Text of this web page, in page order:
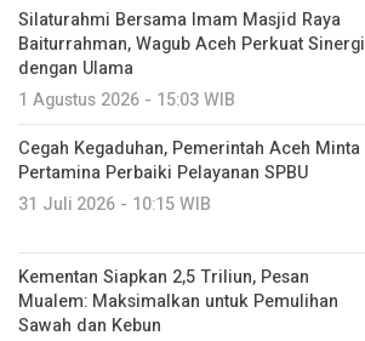
Silaturahmi Bersama Imam Masjid Raya
Baiturrahman, Wagub Aceh Perkuat Sinergi
dengan Ulama
1 Agustus 2026 - 15:03 WIB
Cegah Kegaduhan, Pemerintah Aceh Minta
Pertamina Perbaiki Pelayanan SPBU
31 Juli 2026 - 10:15 WIB
Kementan Siapkan 2,5 Triliun, Pesan
Mualem: Maksimalkan untuk Pemulihan
Sawah dan Kebun